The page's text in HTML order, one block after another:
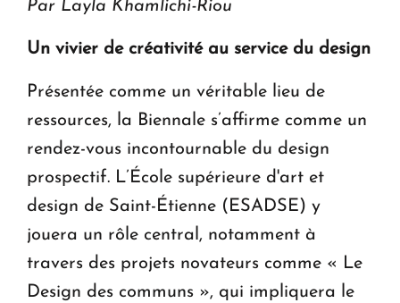
Par Layla Khamlichi-Riou
Un vivier de créativité au service du design
Présentée comme un véritable lieu de
ressources, la Biennale s’affirme comme un
rendez-vous incontournable du design
prospectif. L’École supérieure d'art et
design de Saint-Étienne (ESADSE) y
jouera un rôle central, notamment à
travers des projets novateurs comme « Le
Design des communs », qui impliquera le